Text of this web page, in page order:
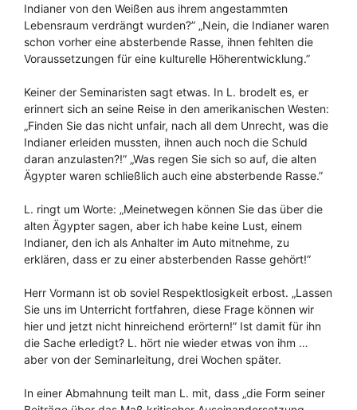
Indianer von den Weißen aus ihrem angestammten
Lebensraum verdrängt wurden?” „Nein, die Indianer waren
schon vorher eine absterbende Rasse, ihnen fehlten die
Voraussetzungen für eine kulturelle Höherentwicklung.”
Keiner der Seminaristen sagt etwas. In L. brodelt es, er
erinnert sich an seine Reise in den amerikanischen Westen:
„Finden Sie das nicht unfair, nach all dem Unrecht, was die
Indianer erleiden mussten, ihnen auch noch die Schuld
daran anzulasten?!” „Was regen Sie sich so auf, die alten
Ägypter waren schließlich auch eine absterbende Rasse.”
L. ringt um Worte: „Meinetwegen können Sie das über die
alten Ägypter sagen, aber ich habe keine Lust, einem
Indianer, den ich als Anhalter im Auto mitnehme, zu
erklären, dass er zu einer absterbenden Rasse gehört!”
Herr Vormann ist ob soviel Respektlosigkeit erbost. „Lassen
Sie uns im Unterricht fortfahren, diese Frage können wir
hier und jetzt nicht hinreichend erörtern!” Ist damit für ihn
die Sache erledigt? L. hört nie wieder etwas von ihm …
aber von der Seminarleitung, drei Wochen später.
In einer Abmahnung teilt man L. mit, dass „die Form seiner